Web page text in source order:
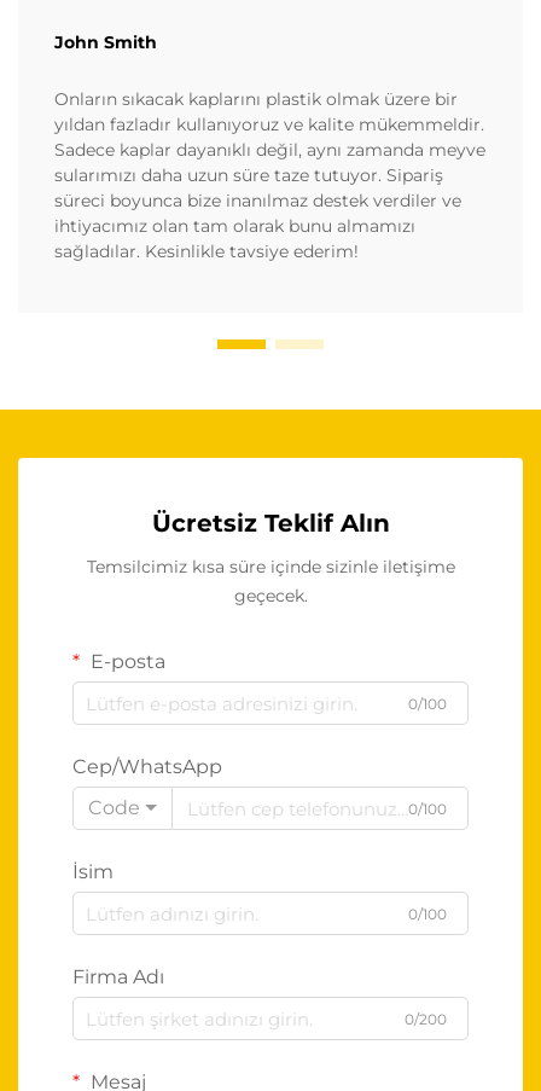
John Smith
Onların sıkacak kaplarını plastik olmak üzere bir
yıldan fazladır kullanıyoruz ve kalite mükemmeldir.
Sadece kaplar dayanıklı değil, aynı zamanda meyve
sularımızı daha uzun süre taze tutuyor. Sipariş
süreci boyunca bize inanılmaz destek verdiler ve
ihtiyacımız olan tam olarak bunu almamızı
sağladılar. Kesinlikle tavsiye ederim!
Ücretsiz Teklif Alın
Temsilcimiz kısa süre içinde sizinle iletişime
geçecek.
E-posta
0/100
Cep/WhatsApp
Code
0/100
İsim
0/100
Firma Adı
0/200
Mesaj